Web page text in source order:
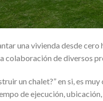
una vivienda desde
colaboración de diversos
un chalet?” en si, es
de ejecución,